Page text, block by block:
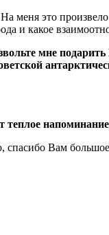
это
и какое
мне
напоминание
спасибо Вам